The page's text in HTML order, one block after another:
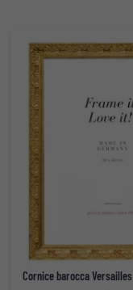
Cornice barocca Versailles